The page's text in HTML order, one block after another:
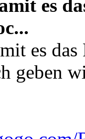
es
es
geben